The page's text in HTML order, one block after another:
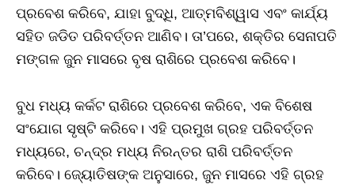
ପ୍ରବେଶ କରିବେ, ଯାହା ବୁଦ୍ଧି, ଆତ୍ମବିଶ୍ୱାସ ଏବଂ କାର୍ଯ୍ୟ
ସହିତ ଜଡିତ ପରିବର୍ତ୍ତନ ଆଣିବ। ତା’ପରେ, ଶକ୍ତିର ସେନାପତି
ମଙ୍ଗଳ ଜୁନ ମାସରେ ବୃଷ ରାଶିରେ ପ୍ରବେଶ କରିବେ।
ବୁଧ ମଧ୍ୟ କର୍କଟ ରାଶିରେ ପ୍ରବେଶ କରିବେ, ଏକ ବିଶେଷ
ସଂଯୋଗ ସୃଷ୍ଟି କରିବେ। ଏହି ପ୍ରମୁଖ ଗ୍ରହ ପରିବର୍ତ୍ତନ
ମଧ୍ୟରେ, ଚନ୍ଦ୍ର ମଧ୍ୟ ନିରନ୍ତର ରାଶି ପରିବର୍ତ୍ତନ
କରିବେ। ଜ୍ୟୋତିଷଙ୍କ ଅନୁସାରେ, ଜୁନ ମାସରେ ଏହି ଗ୍ରହ